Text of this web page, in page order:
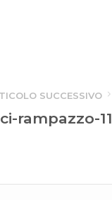
SUCCESSIVO
rampazzo-11